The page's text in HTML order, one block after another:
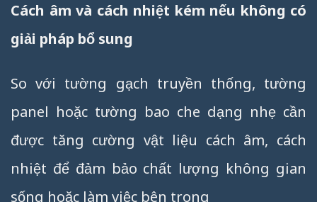
Cách âm và cách nhiệt kém nếu không có
giải pháp bổ sung
So với tường gạch truyền thống, tường
panel hoặc tường bao che dạng nhẹ cần
được tăng cường vật liệu cách âm, cách
nhiệt để đảm bảo chất lượng không gian
sống hoặc làm việc bên trong